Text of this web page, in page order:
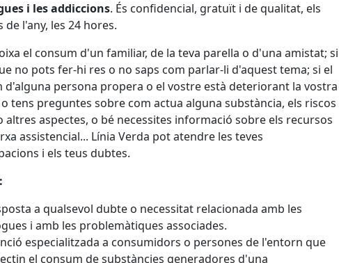
i les addiccions. És confidencial, gratuït i de qualitat, els
de l'any, les 24 hores.
el consum d'un familiar, de la teva parella o d'una amistat; si
no pots fer-hi res o no saps com parlar-li d'aquest tema; si el
d'alguna persona propera o el vostre està deteriorant la vostra
tens preguntes sobre com actua alguna substància, els riscos
altres aspectes, o bé necessites informació sobre els recursos
assistencial... Línia Verda pot atendre les teves
i els teus dubtes.
a qualsevol dubte o necessitat relacionada amb les
i amb les problemàtiques associades.
especialitzada a consumidors o persones de l'entorn que
el consum de substàncies generadores d'una